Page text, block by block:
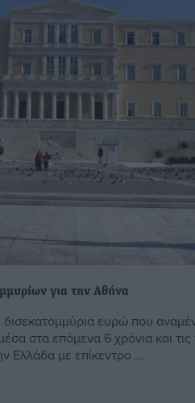
για την Αθήνα
ευρώ που
στα επόμενα 6 χρόνια και τις
Ελλάδα με επίκεντρο ...